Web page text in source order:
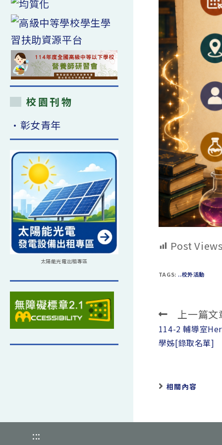
Post
TAGS: ..校外活動
Read
more
articles
上一篇文
114-2 輔導室
學姊[錄取名單]
相關內容
校園刊物
•彰女青年
太陽能光電出租專區
:::